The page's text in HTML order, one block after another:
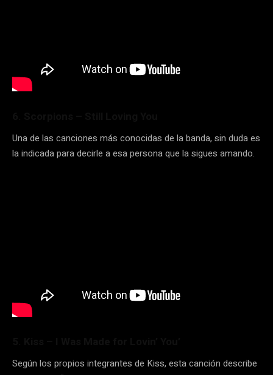
Una de las canciones más conocidas de la banda, sin duda es
la indicada para decirle a esa persona que la sigues amando.
Según los propios integrantes de Kiss, esta canción describe